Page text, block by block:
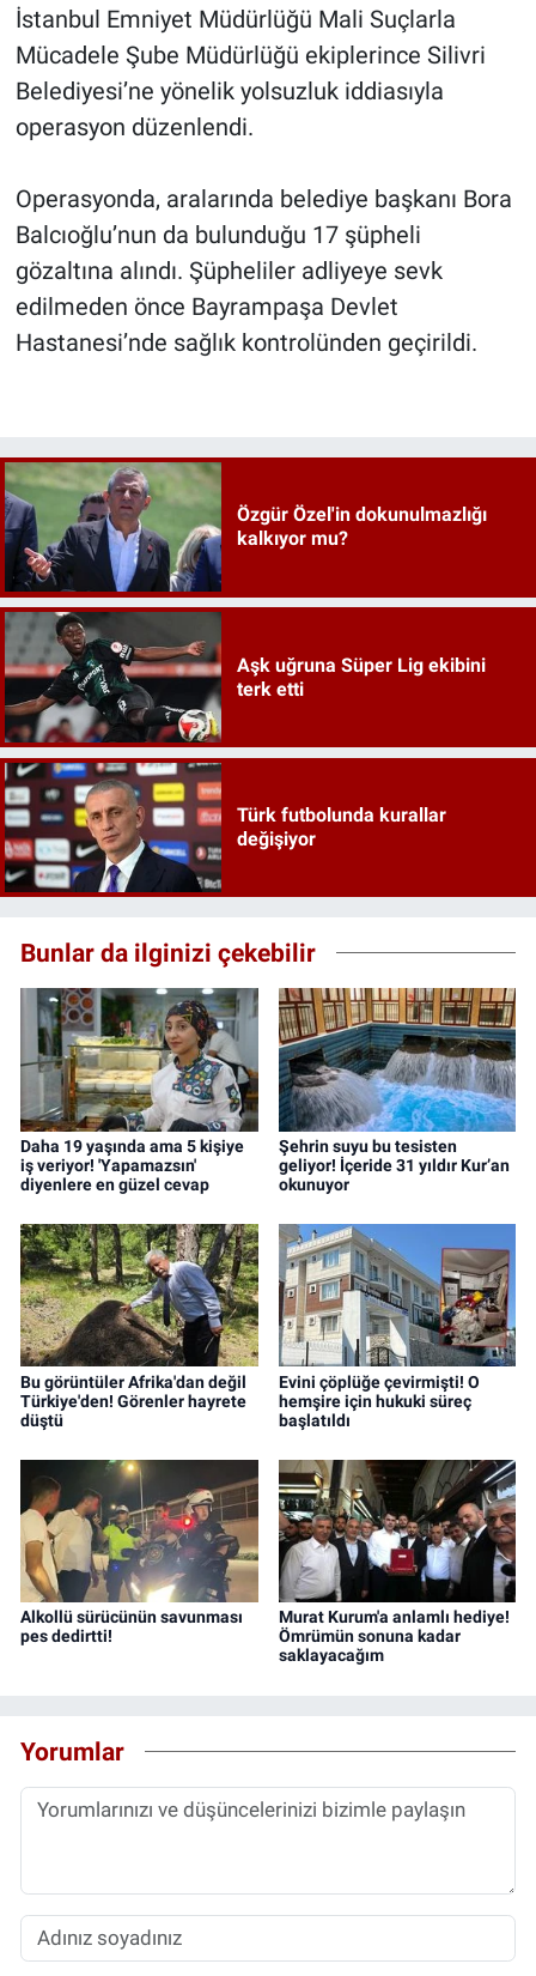
İstanbul Emniyet Müdürlüğü Mali Suçlarla
Mücadele Şube Müdürlüğü ekiplerince Silivri
Belediyesi’ne yönelik yolsuzluk iddiasıyla
operasyon düzenlendi.
Operasyonda, aralarında belediye başkanı Bora
Balcıoğlu’nun da bulunduğu 17 şüpheli
gözaltına alındı. Şüpheliler adliyeye sevk
edilmeden önce Bayrampaşa Devlet
Hastanesi’nde sağlık kontrolünden geçirildi.
Özgür Özel'in dokunulmazlığı
kalkıyor mu?
Aşk uğruna Süper Lig ekibini
terk etti
Türk futbolunda kurallar
değişiyor
Bunlar da ilginizi çekebilir
Daha 19 yaşında ama 5 kişiye
iş veriyor! 'Yapamazsın'
diyenlere en güzel cevap
Şehrin suyu bu tesisten
geliyor! İçeride 31 yıldır Kur’an
okunuyor
Bu görüntüler Afrika'dan değil
Türkiye'den! Görenler hayrete
düştü
Evini çöplüğe çevirmişti! O
hemşire için hukuki süreç
başlatıldı
Alkollü sürücünün savunması
pes dedirtti!
Murat Kurum'a anlamlı hediye!
Ömrümün sonuna kadar
saklayacağım
Yorumlar